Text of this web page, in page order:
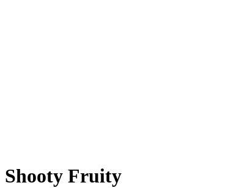
Shooty Fruity